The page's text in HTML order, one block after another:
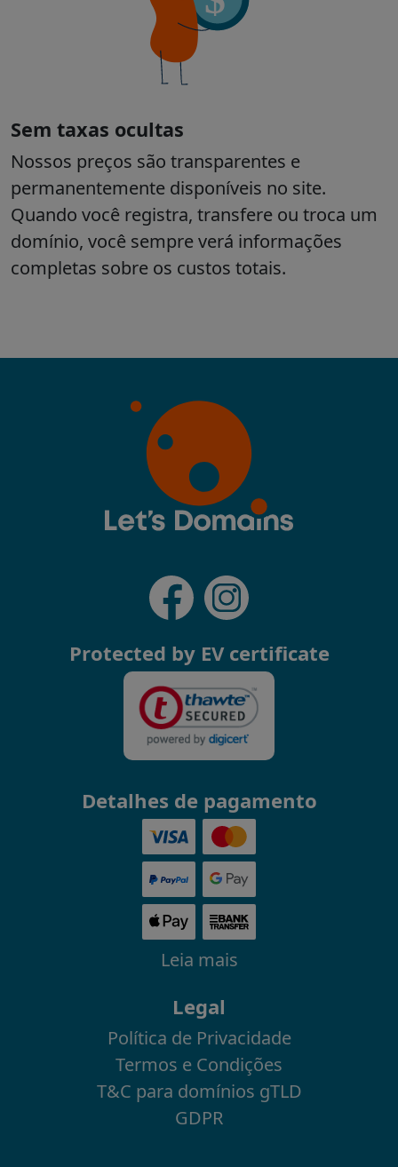
Protected by EV certificate
Detalhes de pagamento
Leia mais
Legal
Política de Privacidade
Termos e Condições
T&C para domínios gTLD
GDPR